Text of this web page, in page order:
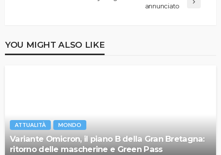
annunciato
YOU MIGHT ALSO LIKE
ATTUALITÀ MONDO
Variante Omicron, il piano B della Gran Bretagna:
ritorno delle mascherine e Green Pass